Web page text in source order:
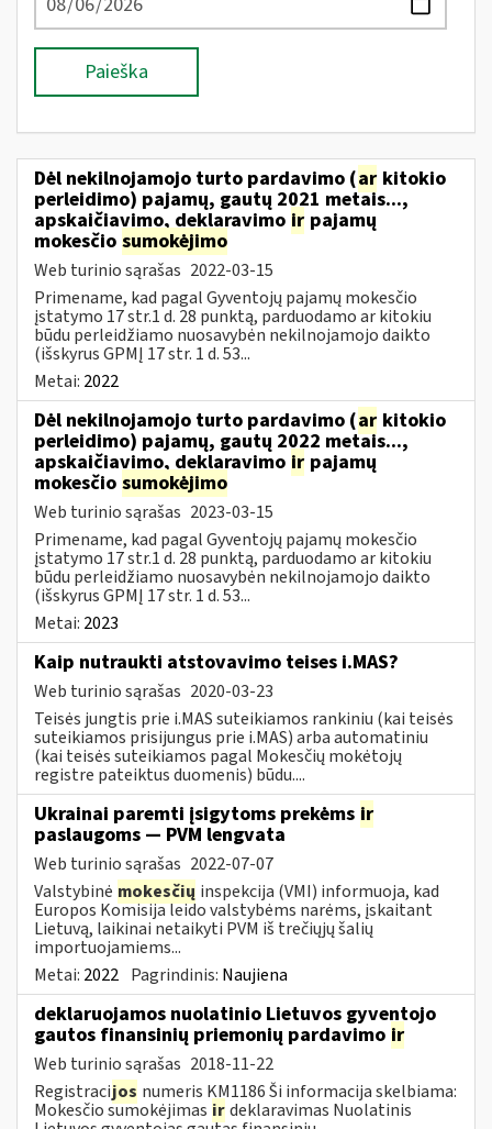
Paieška
Dėl nekilnojamojo turto pardavimo (ar kitokio
perleidimo) pajamų, gautų 2021 metais...,
apskaičiavimo, deklaravimo ir pajamų
mokesčio sumokėjimo
Web turinio sąrašas 2022-03-15
Primename, kad pagal Gyventojų pajamų mokesčio
įstatymo 17 str.1 d. 28 punktą, parduodamo ar kitokiu
būdu perleidžiamo nuosavybėn nekilnojamojo daikto
(išskyrus GPMĮ 17 str. 1 d. 53...
Metai: 2022
Dėl nekilnojamojo turto pardavimo (ar kitokio
perleidimo) pajamų, gautų 2022 metais...,
apskaičiavimo, deklaravimo ir pajamų
mokesčio sumokėjimo
Web turinio sąrašas 2023-03-15
Primename, kad pagal Gyventojų pajamų mokesčio
įstatymo 17 str.1 d. 28 punktą, parduodamo ar kitokiu
būdu perleidžiamo nuosavybėn nekilnojamojo daikto
(išskyrus GPMĮ 17 str. 1 d. 53...
Metai: 2023
Kaip nutraukti atstovavimo teises i.MAS?
Web turinio sąrašas 2020-03-23
Teisės jungtis prie i.MAS suteikiamos rankiniu (kai teisės
suteikiamos prisijungus prie i.MAS) arba automatiniu
(kai teisės suteikiamos pagal Mokesčių mokėtojų
registre pateiktus duomenis) būdu....
Ukrainai paremti įsigytoms prekėms ir
paslaugoms — PVM lengvata
Web turinio sąrašas 2022-07-07
Valstybinė mokesčių inspekcija (VMI) informuoja, kad
Europos Komisija leido valstybėms narėms, įskaitant
Lietuvą, laikinai netaikyti PVM iš trečiųjų šalių
importuojamiems...
Metai: 2022 Pagrindinis: Naujiena
deklaruojamos nuolatinio Lietuvos gyventojo
gautos finansinių priemonių pardavimo ir
Web turinio sąrašas 2018-11-22
Registracijos numeris KM1186 Ši informacija skelbiama:
Mokesčio sumokėjimas irdeklaravimas Nuolatinis